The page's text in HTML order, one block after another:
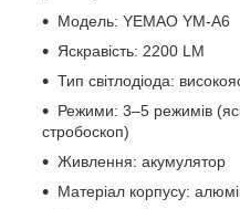
Модель: YEMAO YM-A6
Яскравість: 2200 LM
Тип світлодіода:
Режими: 3–5 режимів
стробоскоп)
Живлення: акумулятор
Матеріал корпусу: